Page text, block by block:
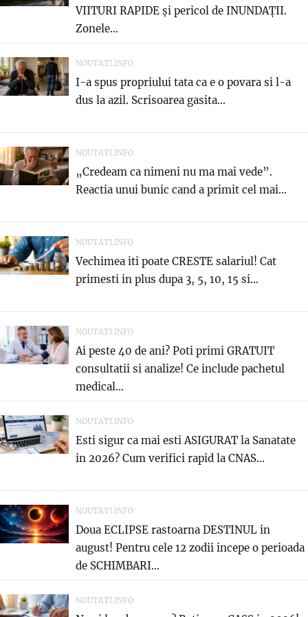
VIITURI RAPIDE și pericol de INUNDAȚII.
Zonele...
NOUTATI.INFO
I-a spus propriului tata ca e o povara si l-a
dus la azil. Scrisoarea gasita...
NOUTATI.INFO
„Credeam ca nimeni nu ma mai vede”.
Reactia unui bunic cand a primit cel mai...
NOUTATI.INFO
Vechimea iti poate CRESTE salariul! Cat
primesti in plus dupa 3, 5, 10, 15 si...
NOUTATI.INFO
Ai peste 40 de ani? Poti primi GRATUIT
consultatii si analize! Ce include pachetul
medical...
NOUTATI.INFO
Esti sigur ca mai esti ASIGURAT la Sanatate
in 2026? Cum verifici rapid la CNAS...
NOUTATI.INFO
Doua ECLIPSE rastoarna DESTINUL in
august! Pentru cele 12 zodii incepe o perioada
de SCHIMBARI...
NOUTATI.INFO